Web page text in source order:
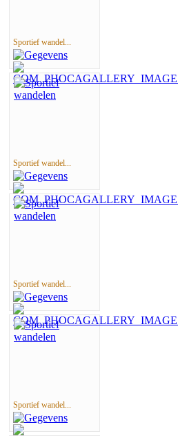
Sportief wandel...
Sportief wandel...
Sportief wandel...
Sportief wandel...